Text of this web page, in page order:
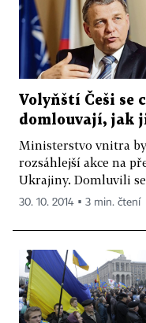
Volyňští Češi
domlouvají, jak
Ministerstvo vnitra
rozsáhlejší akce na
Ukrajiny. Domluvili
30. 10. 2014 ▪ 3 min. čtení